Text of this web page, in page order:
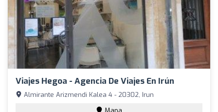
Viajes Hegoa - Agencia De Viajes En Irún
Almirante Arizmendi Kalea 4 - 20302, Irun